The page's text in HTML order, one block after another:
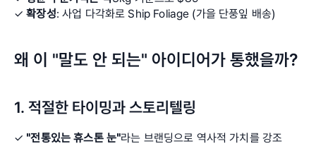
✓ 확장성: 사업 다각화로 Ship Foliage (가을 단풍잎 배송)
왜 이 "말도 안 되는" 아이디어가 통했을까?
1. 적절한 타이밍과 스토리텔링
✓ "전통있는 휴스톤 눈"라는 브랜딩으로 역사적 가치를 강조